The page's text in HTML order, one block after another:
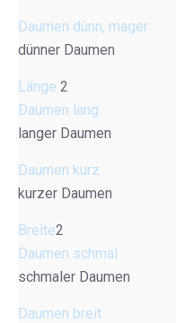
Daumen dünn, mager
dünner Daumen
Länge 2
Daumen lang
langer Daumen
Daumen kurz
kurzer Daumen
Breite2
Daumen schmal
schmaler Daumen
Daumen breit